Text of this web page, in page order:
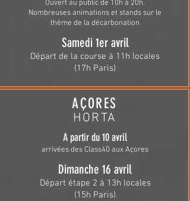
Ouvert au public de 10h à 20h.
Nombreuses animations et stands sur le
thème de la décarbonation
Samedi 1er avril
Départ de la course à 11h locales
(17h Paris)
AÇORES
HORTA
A partir du 10 avril
arrivées des Class40 aux Açores
Dimanche 16 avril
Départ étape 2 à 13h locales
(15h Paris)